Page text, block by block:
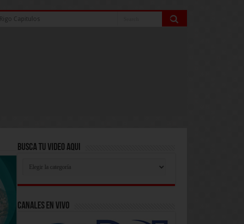
Rigo Capitulos
Busca Tu Video Aqui
Aqui
Canales En Vivo